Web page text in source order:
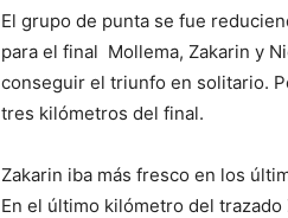
El grupo de punta se fue
para el final Mollema, Zakarin y
conseguir el triunfo en solitario.
tres kilómetros del final.
Zakarin iba más fresco en los
En el último kilómetro del